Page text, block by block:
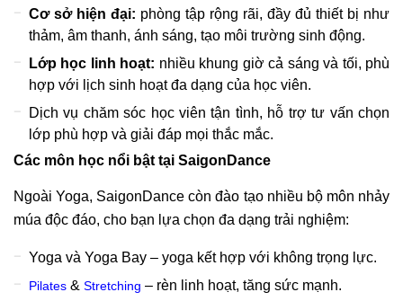
Cơ sở hiện đại: phòng tập rộng rãi, đầy đủ thiết bị như
thảm, âm thanh, ánh sáng, tạo môi trường sinh động.
Lớp học linh hoạt: nhiều khung giờ cả sáng và tối, phù
hợp với lịch sinh hoạt đa dạng của học viên.
Dịch vụ chăm sóc học viên tận tình, hỗ trợ tư vấn chọn
lớp phù hợp và giải đáp mọi thắc mắc.
Các môn học nổi bật tại SaigonDance
Ngoài Yoga, SaigonDance còn đào tạo nhiều bộ môn nhảy
múa độc đáo, cho bạn lựa chọn đa dạng trải nghiệm:
Yoga và Yoga Bay – yoga kết hợp với không trọng lực.
Pilates& Stretching – rèn linh hoạt, tăng sức mạnh.